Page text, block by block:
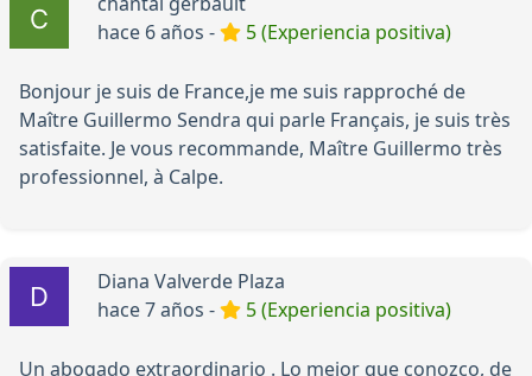
hace 6 años -
5 (Experiencia positiva)
Bonjour je suis de France,je me suis rapproché de
Maître Guillermo Sendra qui parle Français, je suis très
satisfaite. Je vous recommande, Maître Guillermo très
professionnel, à Calpe.
Diana Valverde Plaza
hace 7 años -
5 (Experiencia positiva)
Un abogado extraordinario . Lo mejor que conozco, de